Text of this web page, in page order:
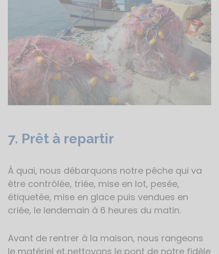
7. Prêt à repartir
À quai, nous débarquons notre pêche qui va
être contrôlée, triée, mise en lot, pesée,
étiquetée, mise en glace puis vendues en
criée, le lendemain à 6 heures du matin.
Avant de rentrer à la maison, nous rangeons
le matériel et nettoyons le pont de notre fidèle